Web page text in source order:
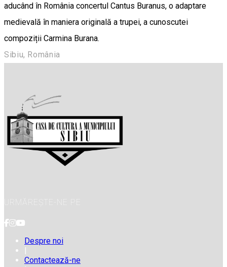
aducând în România concertul Cantus Buranus, o adaptare
medievală în maniera originală a trupei, a cunoscutei
compoziții Carmina Burana.
Sibiu, România
URMĂREȘTE-NE PE
Despre noi
|
Contactează-ne